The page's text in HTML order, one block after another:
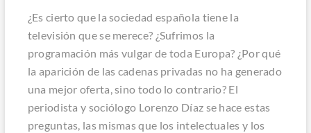
¿Es cierto que la sociedad española tiene la
televisión que se merece? ¿Sufrimos la
programación más vulgar de toda Europa? ¿Por qué
la aparición de las cadenas privadas no ha generado
una mejor oferta, sino todo lo contrario? El
periodista y sociólogo Lorenzo Díaz se hace estas
preguntas, las mismas que los intelectuales y los